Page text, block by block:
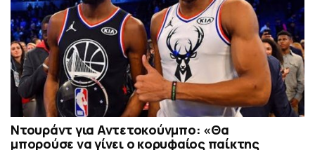
Ντουράντ για Αντετοκούνμπο: «Θα
μπορούσε να γίνει ο κορυφαίος παίκτης